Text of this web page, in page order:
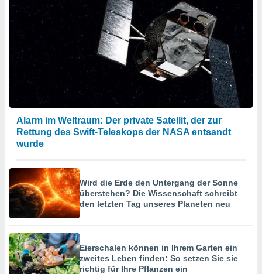
Alarm im Weltraum: Der private Satellit, der zur
Rettung des Swift-Teleskops der NASA entsandt
wurde
Wird die Erde den Untergang der Sonne
überstehen? Die Wissenschaft schreibt
den letzten Tag unseres Planeten neu
Eierschalen können in Ihrem Garten ein
zweites Leben finden: So setzen Sie sie
richtig für Ihre Pflanzen ein